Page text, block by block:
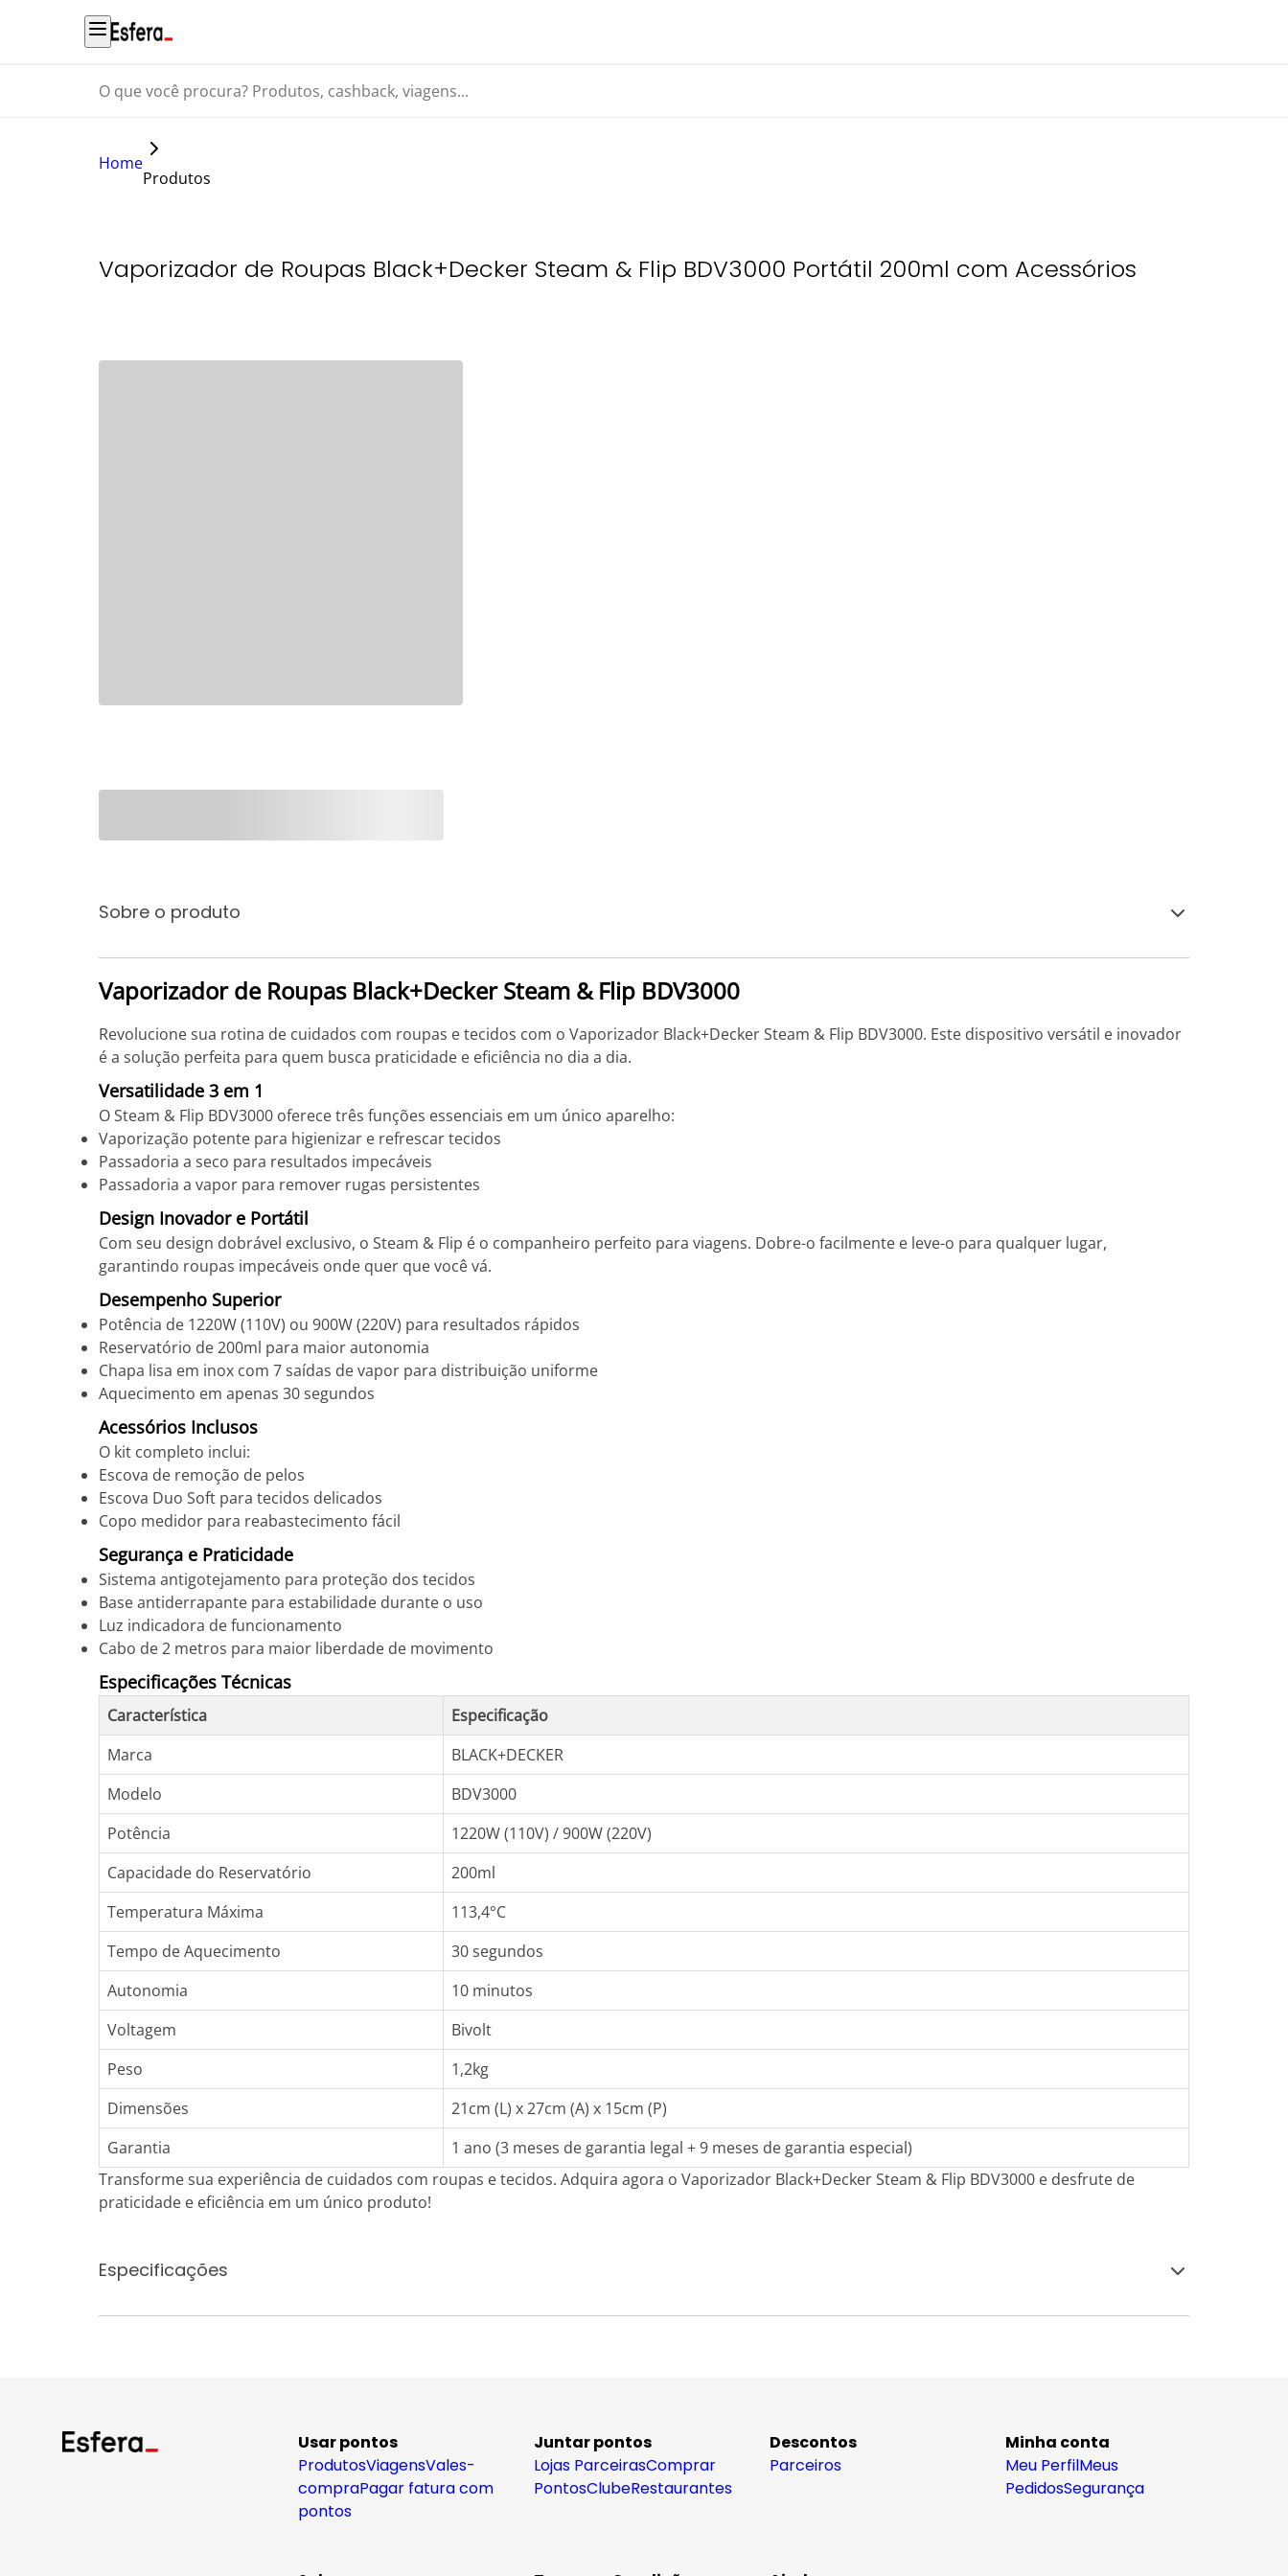
O que você procura? Produtos, cashback, viagens...
Home
Produtos
Vaporizador de Roupas Black+Decker Steam & Flip BDV3000 Portátil 200ml com Acessórios
Sobre o produto
Vaporizador de Roupas Black+Decker Steam & Flip BDV3000
Revolucione sua rotina de cuidados com roupas e tecidos com o Vaporizador Black+Decker Steam & Flip BDV3000. Este dispositivo versátil e inovador
é a solução perfeita para quem busca praticidade e eficiência no dia a dia.
Versatilidade 3 em 1
O Steam & Flip BDV3000 oferece três funções essenciais em um único aparelho:
Vaporização potente para higienizar e refrescar tecidos
Passadoria a seco para resultados impecáveis
Passadoria a vapor para remover rugas persistentes
Design Inovador e Portátil
Com seu design dobrável exclusivo, o Steam & Flip é o companheiro perfeito para viagens. Dobre-o facilmente e leve-o para qualquer lugar,
garantindo roupas impecáveis onde quer que você vá.
Desempenho Superior
Potência de 1220W (110V) ou 900W (220V) para resultados rápidos
Reservatório de 200ml para maior autonomia
Chapa lisa em inox com 7 saídas de vapor para distribuição uniforme
Aquecimento em apenas 30 segundos
Acessórios Inclusos
O kit completo inclui:
Escova de remoção de pelos
Escova Duo Soft para tecidos delicados
Copo medidor para reabastecimento fácil
Segurança e Praticidade
Sistema antigotejamento para proteção dos tecidos
Base antiderrapante para estabilidade durante o uso
Luz indicadora de funcionamento
Cabo de 2 metros para maior liberdade de movimento
Especificações Técnicas
Característica
Especificação
Marca
BLACK+DECKER
Modelo
BDV3000
Potência
1220W (110V) / 900W (220V)
Capacidade do Reservatório
200ml
Temperatura Máxima
113,4°C
Tempo de Aquecimento
30 segundos
Autonomia
10 minutos
Voltagem
Bivolt
Peso
1,2kg
Dimensões
21cm (L) x 27cm (A) x 15cm (P)
Garantia
1 ano (3 meses de garantia legal + 9 meses de garantia especial)
Transforme sua experiência de cuidados com roupas e tecidos. Adquira agora o Vaporizador Black+Decker Steam & Flip BDV3000 e desfrute de
praticidade e eficiência em um único produto!
Especificações
Usar pontos
ProdutosViagensVales-
compraPagar fatura com
pontos
Juntar pontos
Lojas ParceirasComprar
PontosClubeRestaurantes
Descontos
Parceiros
Minha conta
Meu PerfilMeus
PedidosSegurança